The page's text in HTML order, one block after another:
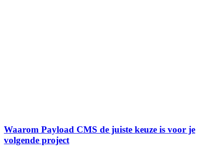
Waarom Payload CMS de juiste keuze is voor je
volgende project